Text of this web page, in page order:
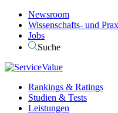
Newsroom
Wissenschafts- und
Jobs
Suche
Rankings & Ratings
Studien & Tests
Leistungen